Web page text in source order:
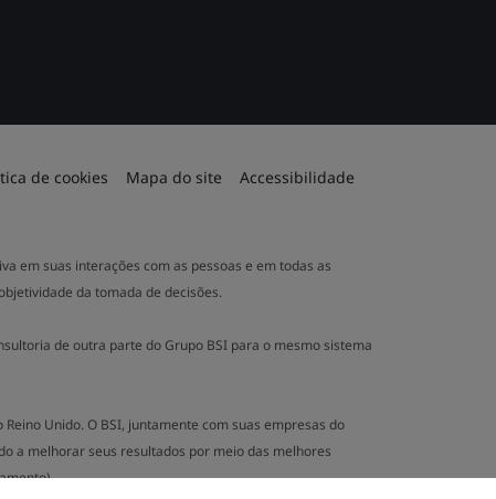
de cookies Mapa do site Accessibilidade
em suas interações com as pessoas e em todas as
da tomada de decisões.
de outra parte do Grupo BSI para o mesmo sistema
Unido. O BSI, juntamente com suas empresas do
a melhorar seus resultados por meio das melhores